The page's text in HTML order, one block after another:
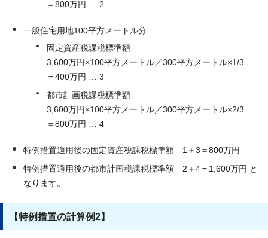
＝800万円 … 2
一般住宅用地100平方メートル分
固定資産税課税標準額
3,600万円×100平方メートル／300平方メートル×1/3
＝400万円 … 3
都市計画税課税標準額
3,600万円×100平方メートル／300平方メートル×2/3
＝800万円 … 4
特例措置適用後の固定資産税課税標準額 1＋3＝800万円
特例措置適用後の都市計画税課税標準額 2＋4＝1,600万円 と
なります。
【特例措置の計算例2】